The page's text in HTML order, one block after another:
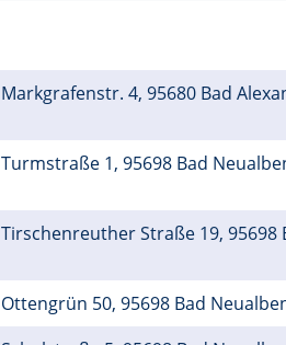
Markgrafenstr. 4, 95680 Bad
Turmstraße 1, 95698 Bad
Tirschenreuther Straße 19,
Ottengrün 50, 95698 Bad